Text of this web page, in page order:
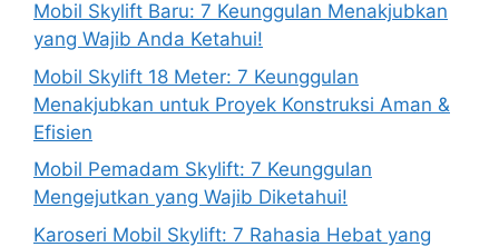
Mobil Skylift Baru: 7 Keunggulan Menakjubkan
yang Wajib Anda Ketahui!
Mobil Skylift 18 Meter: 7 Keunggulan
Menakjubkan untuk Proyek Konstruksi Aman &
Efisien
Mobil Pemadam Skylift: 7 Keunggulan
Mengejutkan yang Wajib Diketahui!
Karoseri Mobil Skylift: 7 Rahasia Hebat yang